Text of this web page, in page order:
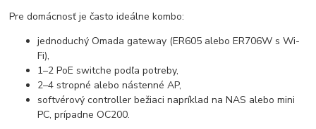
Pre domácnosť je často ideálne kombo:
jednoduchý Omada gateway (ER605 alebo ER706W s Wi-
Fi),
1–2 PoE switche podľa potreby,
2–4 stropné alebo nástenné AP,
softvérový controller bežiaci napríklad na NAS alebo mini
PC, prípadne OC200.